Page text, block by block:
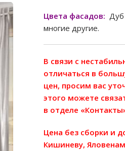
Цвета фасадов: Дуб
многие другие.
В связи с
отличаться в
цен, просим вас
этого можете
в отделе
Цена без сборки и
Кишиневу,